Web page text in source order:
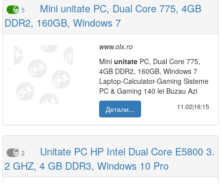
5
Mini unitate PC, Dual Core 775, 4GB
DDR2, 160GB, Windows 7
www.olx.ro
Mini unitate PC, Dual Core 775,
4GB DDR2, 160GB, Windows 7
Laptop-Calculator-Gaming Sisteme
PC & Gaming 140 lei Buzau Azi
Детали...
11.02|16:15
2
Unitate PC HP Intel Dual Core E5800 3.
2 GHZ, 4 GB DDR3, Windows 10 Pro